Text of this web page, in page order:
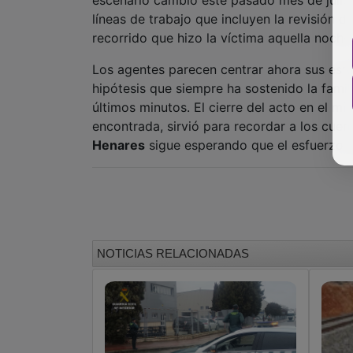
líneas de trabajo que incluyen la revisión
recorrido que hizo la víctima aquella noche.
Los agentes parecen centrar ahora sus
hipótesis que siempre ha sostenido la
últimos minutos. El cierre del acto en el
encontrada, sirvió para recordar a los
Henares sigue esperando que el esfuerzo
NOTICIAS RELACIONADAS